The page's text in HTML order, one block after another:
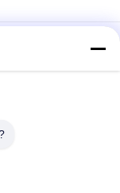
99.99% বিশুদ্ধতা এবং